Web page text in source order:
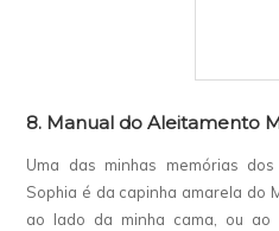
8. Manual do Aleitamento
Uma das minhas memórias
Sophia é da capinha amarela do
ao lado da minha cama, ou